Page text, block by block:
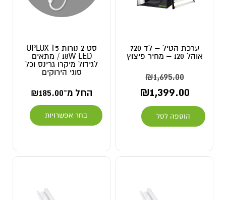
ערכת הטיל – לד 720
אוהל 120 – מחיר פיצוץ
₪1,695.00
₪1,399.00
הוספה לסל
סט 2 נורות UPLUX T5
18W LED / מתאים
לגידול מיקרו גרינס וכל
סוגי הירוקים
החל מ־ ₪185.00
בחר אפשרויות